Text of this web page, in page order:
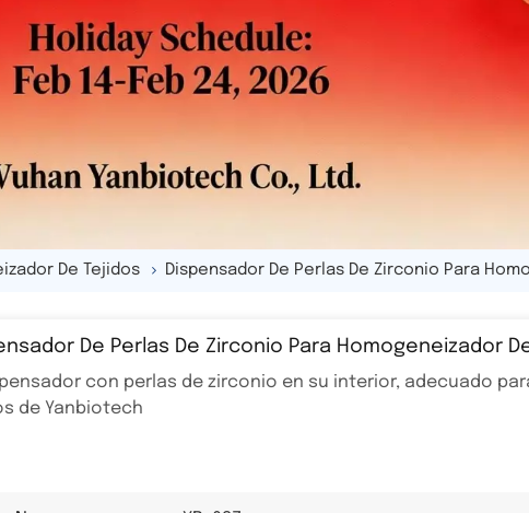
De Tejidos Dispensador De Perlas De Zirconio Para
De Perlas De Zirconio Para Homogeneizador
con perlas de zirconio en su interior, adecuado
de Yanbiotech